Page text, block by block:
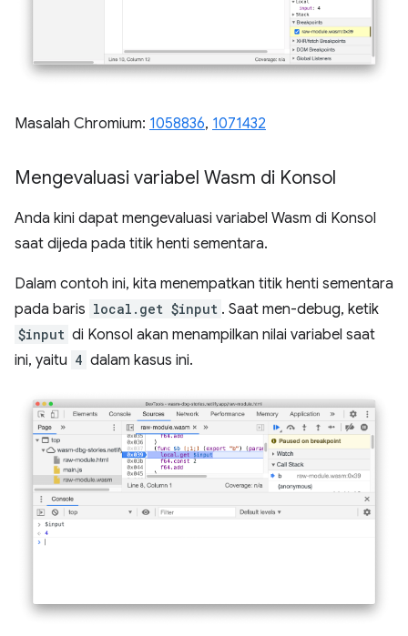
Masalah Chromium: 1058836, 1071432
Mengevaluasi variabel Wasm di Konsol
Anda kini dapat mengevaluasi variabel Wasm di Konsol
saat dijeda pada titik henti sementara.
Dalam contoh ini, kita menempatkan titik henti sementara
pada baris local.get $input . Saat men-debug, ketik
$input di Konsol akan menampilkan nilai variabel saat
ini, yaitu 4 dalam kasus ini.